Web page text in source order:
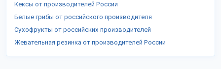
Кексы от производителей России
Белые грибы от российского производителя
Сухофрукты от российских производителей
Жевательная резинка от производителей России